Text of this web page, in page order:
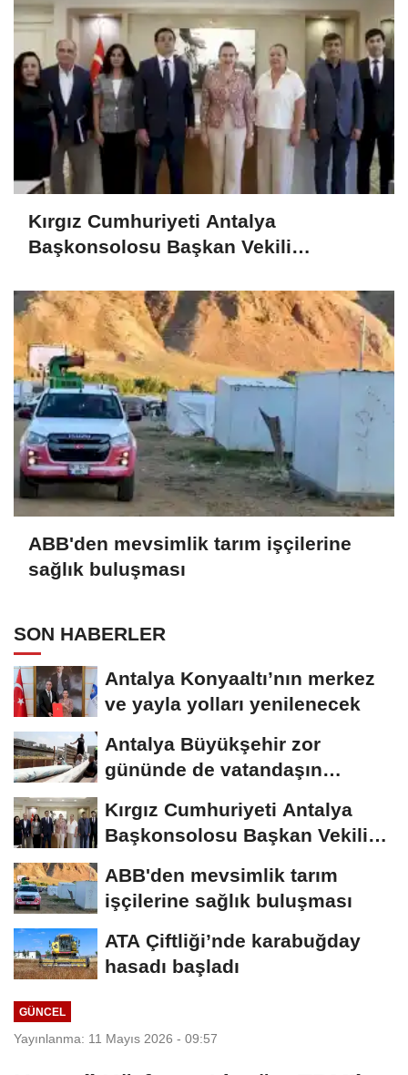
Kırgız Cumhuriyeti Antalya
Başkonsolosu Başkan Vekili
ABB'den mevsimlik tarım işçilerine
sağlık buluşması
SON HABERLER
Antalya Konyaaltı’nın merkez
ve yayla yolları yenilenecek
Antalya Büyükşehir zor
gününde de vatandaşın
Kırgız Cumhuriyeti Antalya
Başkonsolosu Başkan Vekili
ABB'den mevsimlik tarım
işçilerine sağlık buluşması
ATA Çiftliği’nde karabuğday
hasadı başladı
GÜNCEL
Yayınlanma: 11 Mayıs 2026 - 09:57